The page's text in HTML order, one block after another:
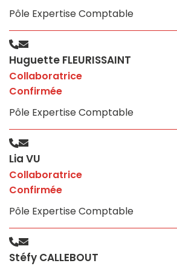
Pôle Expertise Comptable
Huguette FLEURISSAINT
Collaboratrice
Confirmée
Pôle Expertise Comptable
Lia VU
Collaboratrice
Confirmée
Pôle Expertise Comptable
Stéfy CALLEBOUT